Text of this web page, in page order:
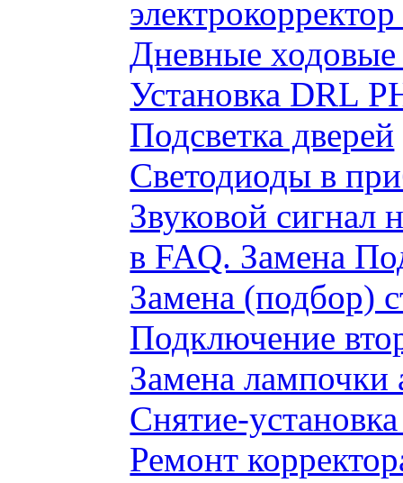
Дневные ходовые
Установка DRL
Подсветка дверей
Светодиоды в
Звуковой сигнал
в FAQ. Замена
Замена (подбор)
Подключение
Замена лампочки
Снятие-
Ремонт